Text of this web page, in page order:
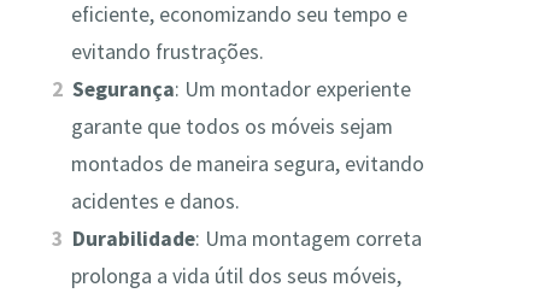
eficiente, economizando seu tempo e
evitando frustrações.
Segurança: Um montador experiente
garante que todos os móveis sejam
montados de maneira segura, evitando
acidentes e danos.
Durabilidade: Uma montagem correta
prolonga a vida útil dos seus móveis,